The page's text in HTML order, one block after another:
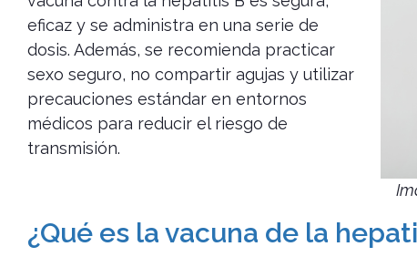
eficaz y se administra en una serie de
dosis. Además, se recomienda practicar
sexo seguro, no compartir agujas y utilizar
precauciones estándar en entornos
médicos para reducir el riesgo de
transmisión.
¿Qué es la vacuna de la